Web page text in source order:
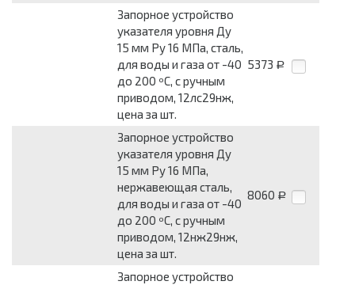
Запорное устройство
указателя уровня Ду
15 мм Pу 16 МПа, сталь,
для воды и газа от -40
до 200 ºС, с ручным
приводом, 12лс29нж,
цена за шт.
5373 Р
Запорное устройство
указателя уровня Ду
15 мм Pу 16 МПа,
нержавеющая сталь,
для воды и газа от -40
до 200 ºС, с ручным
приводом, 12нж29нж,
цена за шт.
8060 Р
Запорное устройство